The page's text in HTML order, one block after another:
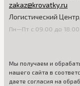
zakaz@krovatky.ru
Логистический
Пн—Пт с 09:00 до 18:00
Мы получаем и
нашего сайта в
даете согласия на